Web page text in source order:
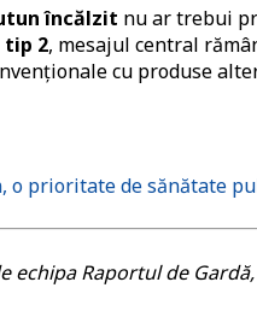
încălzit nu ar trebui
tip 2, mesajul central
cu produse
o prioritate de sănătate
Raportul de